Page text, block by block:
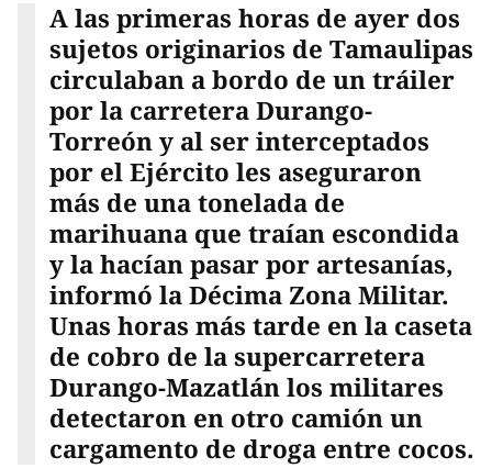
A las primeras horas de ayer dos
sujetos originarios de Tamaulipas
circulaban a bordo de un tráiler
por la carretera Durango-
Torreón y al ser interceptados
por el Ejército les aseguraron
más de una tonelada de
marihuana que traían escondida
y la hacían pasar por artesanías,
informó la Décima Zona Militar.
Unas horas más tarde en la caseta
de cobro de la supercarretera
Durango-Mazatlán los militares
detectaron en otro camión un
cargamento de droga entre cocos.